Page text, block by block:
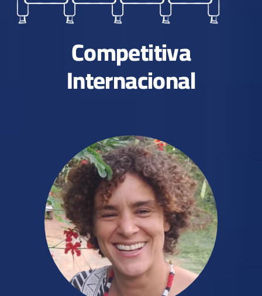
Competitiva
Internacional